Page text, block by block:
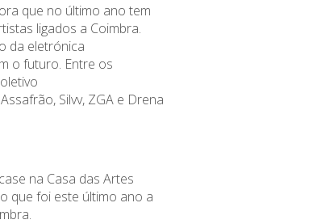
que no último ano tem
ligados a Coimbra.
da eletrónica
o futuro. Entre os
Assafrão, Silvv, ZGAe Drena
na Casa das Artes
que foi este último ano a